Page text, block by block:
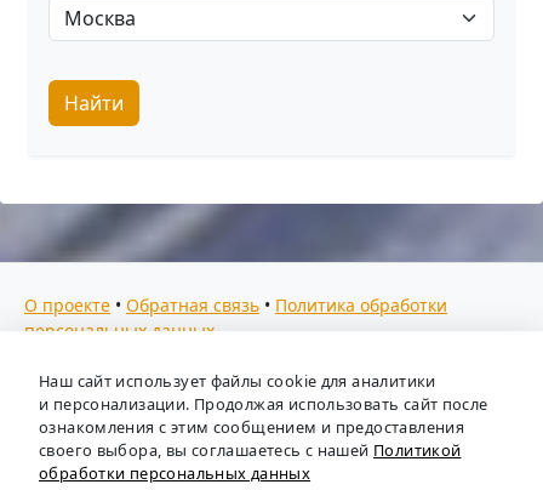
Найти
О проекте • Обратная связь • Политика обработки
персональных данных
Мы собираем отзывы, составляем рейтинги и
предоставляем всю информацию о кадровых агентствах
России. Также анализируем ключевые тенденции рынка
труда: отслеживаем динамику зарплат, уровень
безработицы и общую обстановку в отрасли, чтобы вы
Наш сайт использует файлы cookie для аналитики
и персонализации. Продолжая использовать сайт после
ознакомления с этим сообщением и предоставления
своего выбора, вы соглашаетесь с нашей Политикой
обработки персональных данных